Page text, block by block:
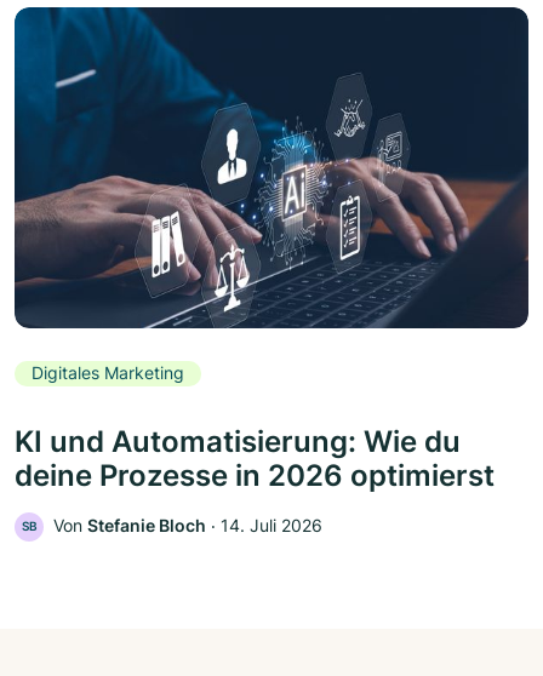
Digitales Marketing
KI und Automatisierung: Wie du
deine Prozesse in 2026 optimierst
SB Von Stefanie Bloch ‧ 14. Juli 2026